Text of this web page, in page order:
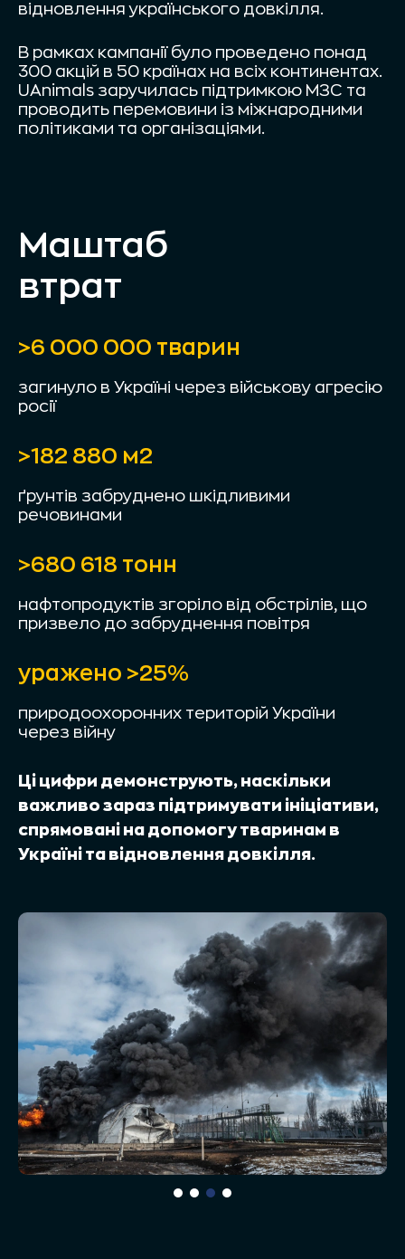
відновлення українського довкілля.
В рамках кампанії було проведено понад
300 акцій в 50 країнах на всіх континентах.
UAnimals заручилась підтримкою МЗС та
проводить перемовини із міжнародними
політиками та організаціями.
Маштаб
втрат
>6 000 000 тварин
загинуло в Україні через військову агресію
росії
>182 880 м2
ґрунтів забруднено шкідливими
речовинами
>680 618 тонн
нафтопродуктів згоріло від обстрілів, що
призвело до забруднення повітря
уражено >25%
природоохоронних територій України
через війну
Ці цифри демонструють, наскільки
важливо зараз підтримувати ініціативи,
спрямовані на допомогу тваринам в
Україні та відновлення довкілля.